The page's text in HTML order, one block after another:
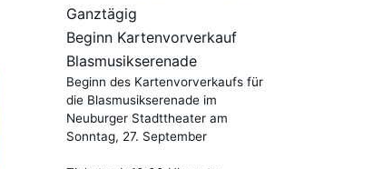
Ganztägig
Beginn Kartenvorverkauf
Blasmusikserenade
Beginn des Kartenvorverkaufs für
die Blasmusikserenade im
Neuburger Stadttheater am
Sonntag, 27. September